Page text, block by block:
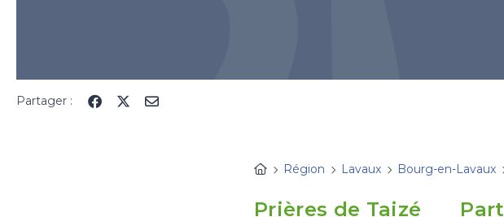
Partager :
Région Lavaux Bourg-en-Lavaux
Prières de Taizé